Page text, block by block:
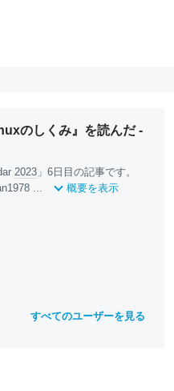
のしくみ』を読んだ -
2023 」6日目の記事です。
...
概要を表示
すべてのユーザーを見る